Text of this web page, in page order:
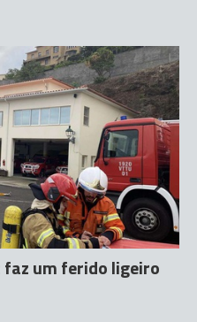
faz um ferido ligeiro